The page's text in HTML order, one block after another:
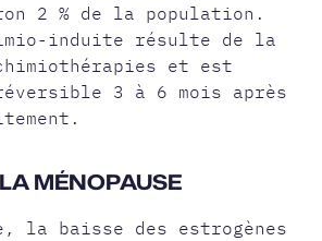
2 % de la population.
induite résulte de la
et est
3 à 6 mois après
MÉNOPAUSE
, la baisse des estrogènes